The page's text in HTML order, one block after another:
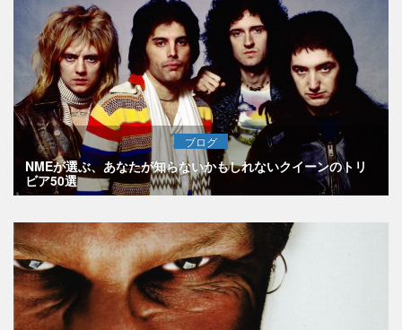
ブログ
NMEが選ぶ、あなたが知らないかもしれないクイーンのトリ
ビア50選